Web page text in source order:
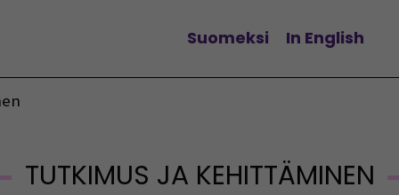
Vaihda kieltä
Suomeksi In English
TUTKIMUS JA KEHITTÄMINEN